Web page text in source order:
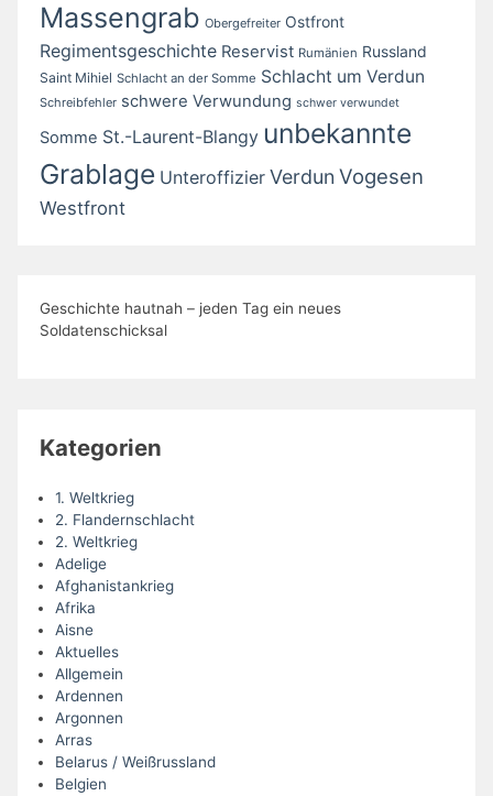
Massengrab Obergefreiter Ostfront
Regimentsgeschichte Reservist Rumänien Russland
Saint Mihiel Schlacht an der Somme Schlacht um Verdun
Schreibfehler schwere Verwundung schwer verwundet
Somme St.-Laurent-Blangy unbekannte
Grablage Unteroffizier Verdun Vogesen
Westfront
Geschichte hautnah – jeden Tag ein neues
Soldatenschicksal
Kategorien
1. Weltkrieg
2. Flandernschlacht
2. Weltkrieg
Adelige
Afghanistankrieg
Afrika
Aisne
Aktuelles
Allgemein
Ardennen
Argonnen
Arras
Belarus / Weißrussland
Belgien